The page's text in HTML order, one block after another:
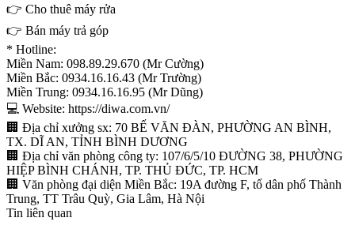
👉 Cho thuê máy rửa
👉 Bán máy trả góp
* Hotline:
Miền Nam: 098.89.29.670 (Mr Cường)
Miền Bắc: 0934.16.16.43 (Mr Trường)
Miền Trung: 0934.16.16.95 (Mr Dũng)
💻 Website: https://diwa.com.vn/
🏢 Địa chỉ xưởng sx: 70 BẾ VĂN ĐÀN, PHƯỜNG AN BÌNH,
TX. DĨ AN, TỈNH BÌNH DƯƠNG
🏢 Địa chỉ văn phòng công ty: 107/6/5/10 ĐƯỜNG 38, PHƯỜNG
HIỆP BÌNH CHÁNH, TP. THỦ ĐỨC, TP. HCM
🏢 Văn phòng đại diện Miền Bắc: 19A đường F, tổ dân phố Thành
Trung, TT Trâu Quỳ, Gia Lâm, Hà Nội
Tin liên quan